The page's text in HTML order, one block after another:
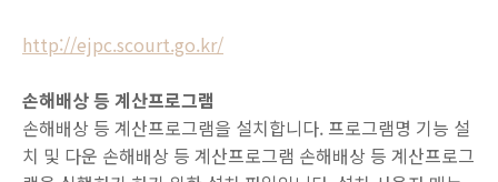
http://ejpc.scourt.go.kr/
손해배상 등 계산프로그램
손해배상 등 계산프로그램을 설치합니다. 프로그램명 기능 설
치 및 다운 손해배상 등 계산프로그램 손해배상 등 계산프로그